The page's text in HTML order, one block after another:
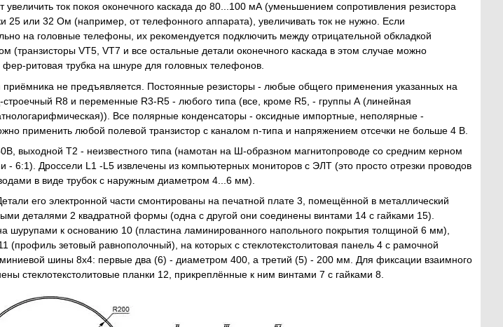
ток покоя оконечного каскада до 80...100 мА (уменьшением сопротивления резистора
25 или 32 Ом (например, от телефонного аппарата), увеличивать ток не нужно. Если
на головные телефоны, их рекомендуется подключить между отрицательной обкладкой
(транзисторы VT5, VT7 и все остальные детали оконечного каскада в этом случае можно
фер-ритовая трубка на шнуре для головных телефонов.
приёмника не предъявляется. Постоянные резисторы - любые общего применения указанных на
R8 и переменные R3-R5 - любого типа (все, кроме R5, - группы А (линейная
Все полярные конденсаторы - оксидные импортные, неполярные -
применить любой полевой транзистор с каналом n-типа и напряжением отсечки не больше 4 В.
выходной Т2 - неизвестного типа (намотан на Ш-образном магнитопроводе со средним керном
6:1). Дроссели L1 -L5 извлечены из компьютерных мониторов с ЭЛТ (это просто отрезки проводов
в виде трубок с наружным диаметром 4...6 мм).
его электронной части смонтированы на печатной плате 3, помещённой в металлический
деталями 2 квадратной формы (одна с другой они соединены винтами 14 с гайками 15).
шурупами к основанию 10 (пластина ламинированного напольного покрытия толщиной 6 мм),
(профиль зетовый равнополочный), на которых с стеклотекстолитовая панель 4 с рамочной
шины 8x4: первые два (6) - диаметром 400, а третий (5) - 200 мм. Для фиксации взаимного
стеклотекстолитовые планки 12, прикреплённые к ним винтами 7 с гайками 8.